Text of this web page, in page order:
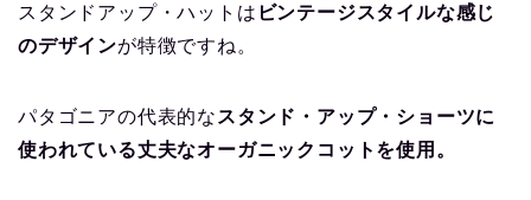
スタンドアップ・ハットは ビンテージスタイルな感じ
のデザインが特徴ですね。
パタゴニアの代表的な スタンド・アップ・ショーツに
使われている丈夫なオーガニックコットを使用。